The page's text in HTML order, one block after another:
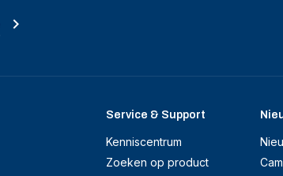
Service & Support
Kenniscentrum
Zoeken op product